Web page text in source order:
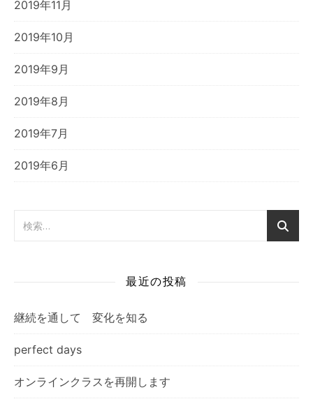
2019年11月
2019年10月
2019年9月
2019年8月
2019年7月
2019年6月
最近の投稿
継続を通して 変化を知る
perfect days
オンラインクラスを再開します